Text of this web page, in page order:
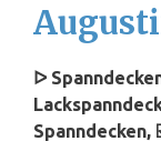
ᐅ
Spanndecken,